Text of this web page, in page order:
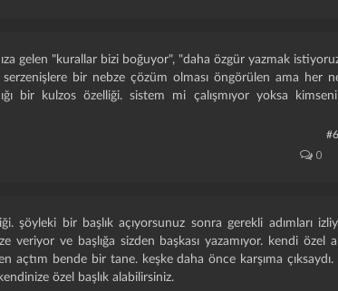
gelen "kurallar bizi boğuyor", "daha özgür yazmak
bir nebze çözüm olması öngörülen ama her
bir kulzos özelliği. sistem mi çalışmıyor yoksa
0
şöyleki bir başlık açıyorsunuz sonra gerekli adımları
veriyor ve başlığa sizden başkası yazamıyor. kendi özel
açtım bende bir tane. keşke daha önce karşıma çıksaydı.
özel başlık alabilirsiniz.